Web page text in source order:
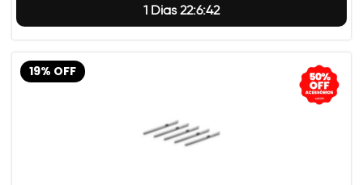
1 Dias 22:6:41
19% OFF